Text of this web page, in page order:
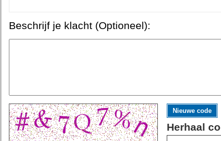
Beschrijf je klacht (Optioneel):
Nieuwe code
Herhaal